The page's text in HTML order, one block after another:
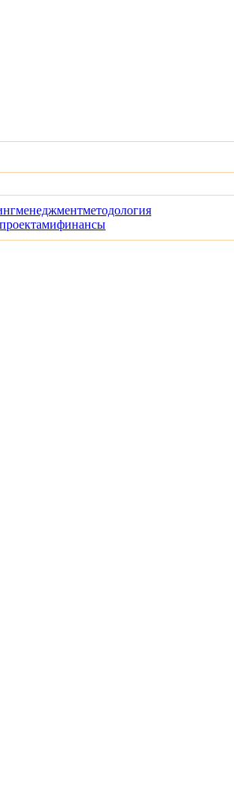
менеджментметодология
финансы